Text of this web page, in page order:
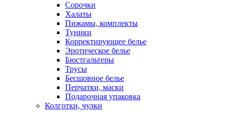
Сорочки
Халаты
Пижамы, комплекты
Туники
Корректирующее белье
Эротическое белье
Бюстгальтеры
Трусы
Бесшовное белье
Перчатки, маски
Подарочная упаковка
Колготки, чулки